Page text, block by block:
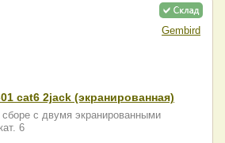
Gembird
cat6 2jack (экранированная)
с двумя экранированными
6